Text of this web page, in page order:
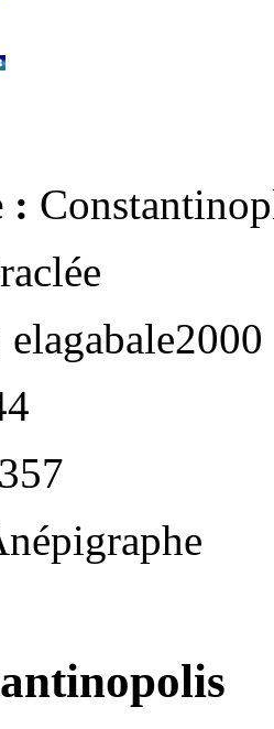
:
elagabale2000